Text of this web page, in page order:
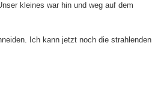
kleines war hin und weg auf dem
Ich kann jetzt noch die strahlenden